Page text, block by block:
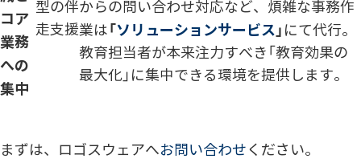
コア
業務
への
集中
型の伴
走支援
からの問い合わせ対応など、煩雑な事務作
業は「ソリューションサービス 」 にて代行。
教育担当者が本来注力すべき「教育効果の
最大化」に集中できる環境を提供します。
まずは、ロゴスウェアへお問い合わせください。